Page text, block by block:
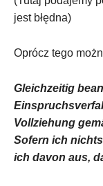
jest błędna)
Oprócz tego
Gleichzeitig
Vollziehung
Sofern ich
ich davon aus,